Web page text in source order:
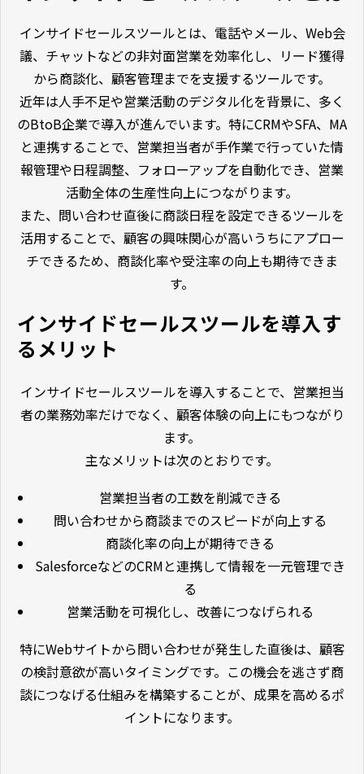
インサイドセールスツールとは、電話やメール、Web会
議、チャットなどの非対面営業を効率化し、リード獲得
から商談化、顧客管理までを支援するツールです。
近年は人手不足や営業活動のデジタル化を背景に、多く
のBtoB企業で導入が進んでいます。特にCRMやSFA、MA
と連携することで、営業担当者が手作業で行っていた情
報管理や日程調整、フォローアップを自動化でき、営業
活動全体の生産性向上につながります。
また、問い合わせ直後に商談日程を設定できるツールを
活用することで、顧客の興味関心が高いうちにアプロー
チできるため、商談化率や受注率の向上も期待できま
す。
インサイドセールスツールを導入す
るメリット
インサイドセールスツールを導入することで、営業担当
者の業務効率だけでなく、顧客体験の向上にもつながり
ます。
主なメリットは次のとおりです。
営業担当者の工数を削減できる
問い合わせから商談までのスピードが向上する
商談化率の向上が期待できる
SalesforceなどのCRMと連携して情報を一元管理でき
る
営業活動を可視化し、改善につなげられる
特にWebサイトから問い合わせが発生した直後は、顧客
の検討意欲が高いタイミングです。この機会を逃さず商
談につなげる仕組みを構築することが、成果を高めるポ
イントになります。